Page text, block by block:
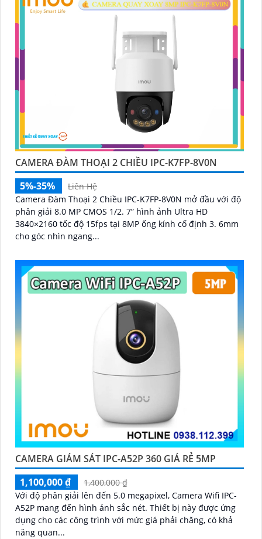
CAMERA ĐÀM THOẠI 2 CHIỀU IPC-K7FP-8V0N
5%-35%
Liên Hệ
Camera Đàm Thoại 2 Chiều IPC-K7FP-8V0N mở đầu với độ
phân giải 8.0 MP CMOS 1/2. 7” hình ảnh Ultra HD
3840×2160 tốc độ 15fps tại 8MP ống kính cố định 3. 6mm
cho góc nhìn ngang...
CAMERA GIÁM SÁT IPC-A52P 360 GIÁ RẺ 5MP
1,100,000 ₫
1,400,000 ₫
Với độ phân giải lên đến 5.0 megapixel, Camera Wifi IPC-
A52P mang đến hình ảnh sắc nét. Thiết bị này được ứng
dụng cho các công trình với mức giá phải chăng, có khả
năng quan...